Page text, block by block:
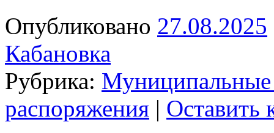
Опубликовано 27.08.2025
Кабановка
Рубрика:
распоряжения | Оставить